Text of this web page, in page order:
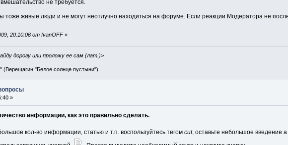
не требуется.
тоже живые люди и не могут неотлучно находиться на форуме. Если реакции Модератора не
20:10:06 от IvanOFF»
дорогу или проложу ее сам (лат.)>
(Верещагин "Белое солнце пустыни")
»
информации, как это правильно сделать.
кол-во информации, статью и т.п. воспользуйтесь тегом cut, оставьте небольшое введение